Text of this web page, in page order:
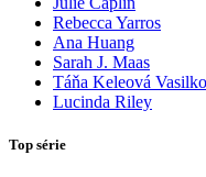
Rebecca Yarros
Ana Huang
Sarah J. Maas
Táňa Keleová
Lucinda Riley
Top série